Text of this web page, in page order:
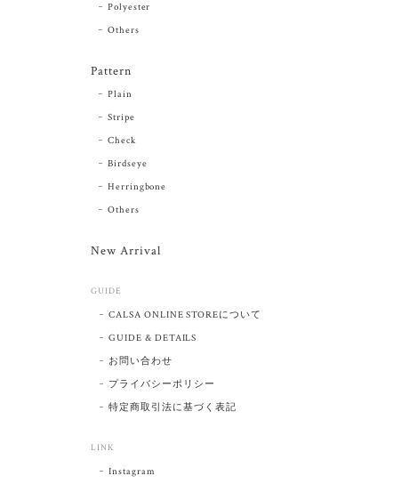
Polyester
Others
Pattern
Plain
Stripe
Check
Birdseye
Herringbone
Others
New Arrival
GUIDE
CALSA ONLINE STOREについて
GUIDE & DETAILS
お問い合わせ
プライバシーポリシー
特定商取引法に基づく表記
LINK
Instagram